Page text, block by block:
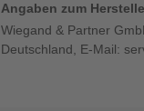
Angaben zum
Wiegand & Partner
Deutschland, E-Mail: